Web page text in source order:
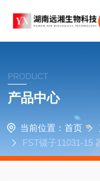
PRODUCT
产品中心
当前位置： 首页
FST镊子11031-15